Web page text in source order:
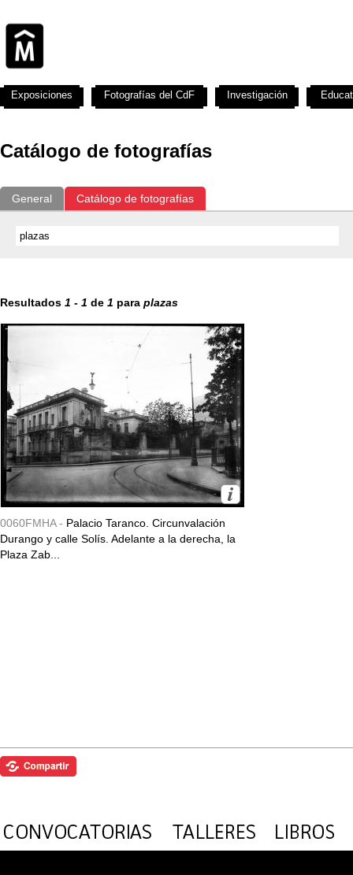
Catálogo de fotografías
General Catálogo de fotografías
Resultados 1 - 1 de 1 para plazas
0060FMHA - Palacio Taranco. Circunvalación
Durango y calle Solís. Adelante a la derecha, la
Plaza Zab...
Exposiciones Fotografías del CdF Investigación